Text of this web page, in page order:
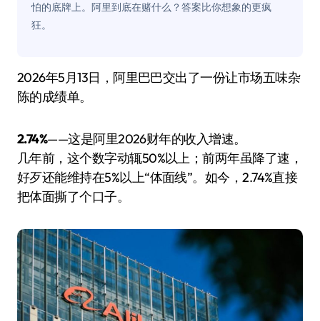
怕的底牌上。阿里到底在赌什么？答案比你想象的更疯
狂。
2026年5月13日，阿里巴巴交出了一份让市场五味杂
陈的成绩单。
2.74%——这是阿里2026财年的收入增速。
几年前，这个数字动辄50%以上；前两年虽降了速，
好歹还能维持在5%以上“体面线”。如今，2.74%直接
把体面撕了个口子。